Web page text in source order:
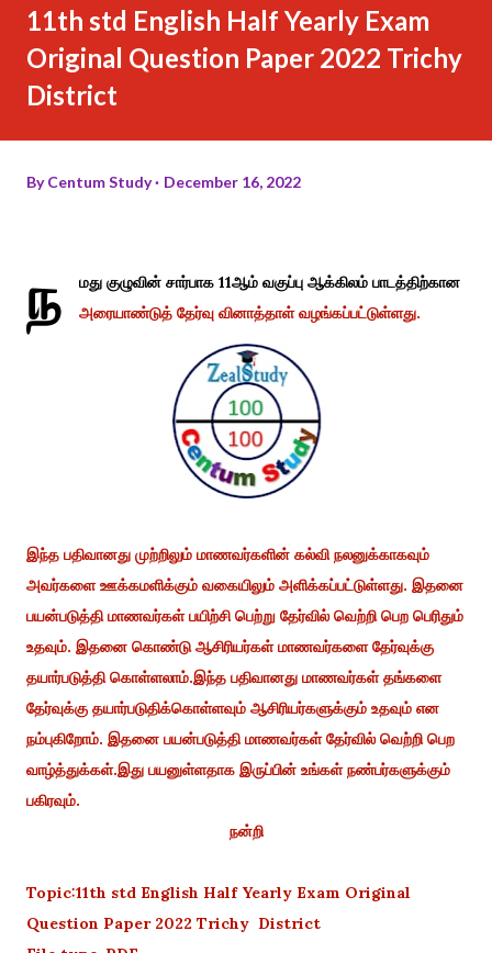
11th std English Half Yearly Exam
Original Question Paper 2022 Trichy
District
ByCentum Study December 16, 2022
ந
மது குழுவின் சார்பாக 11ஆம் வகுப்பு ஆக்கிலம் பாடத்திற்கான
அரையாண்டுத் தேர்வு வினாத்தாள் வழங்கப்பட்டுள்ளது.
இந்த பதிவானது முற்றிலும் மாணவர்களின் கல்வி நலனுக்காகவும்
அவர்களை ஊக்கமளிக்கும் வகையிலும் அளிக்கப்பட்டுள்ளது. இதனை
பயன்படுத்தி மாணவர்கள் பயிற்சி பெற்று தேர்வில் வெற்றி பெற பெரிதும்
உதவும். இதனை கொண்டு ஆசிரியர்கள் மாணவர்களை தேர்வுக்கு
தயார்படுத்தி கொள்ளலாம்.இந்த பதிவானது மாணவர்கள் தங்களை
தேர்வுக்கு தயார்படுதிக்கொள்ளவும் ஆசிரியர்களுக்கும் உதவும் என
நம்புகிறோம். இதனை பயன்படுத்தி மாணவர்கள் தேர்வில் வெற்றி பெற
வாழ்த்துக்கள்.இது பயனுள்ளதாக இருப்பின் உங்கள் நண்பர்களுக்கும்
பகிரவும்.
நன்றி
Topic:11th std English Half Yearly Exam Original
Question Paper 2022 Trichy District